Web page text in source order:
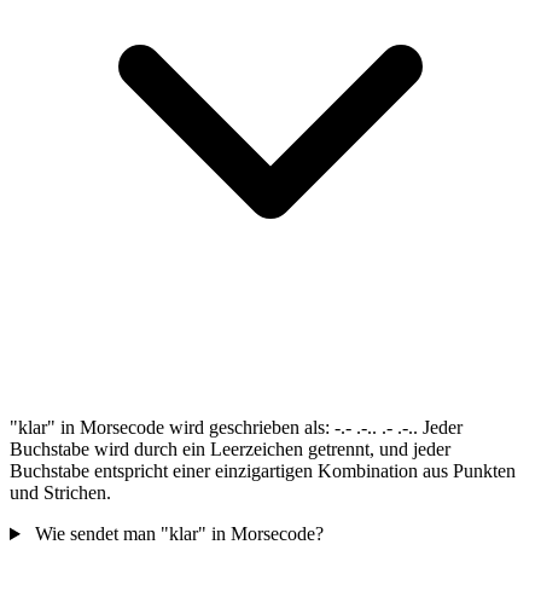
"klar" in Morsecode wird geschrieben als: -.- .-.. .- .-.. Jeder
Buchstabe wird durch ein Leerzeichen getrennt, und jeder
Buchstabe entspricht einer einzigartigen Kombination aus Punkten
und Strichen.
Wie sendet man "klar" in Morsecode?